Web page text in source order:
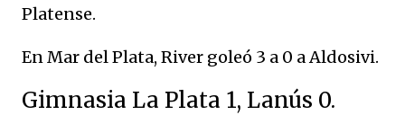
Platense.
En Mar del Plata, River goleó 3 a 0 a Aldosivi.
Gimnasia La Plata 1, Lanús 0.